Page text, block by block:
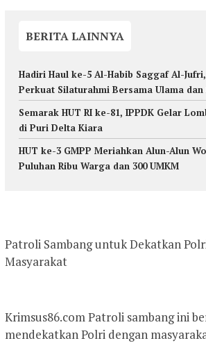
BERITA LAINNYA
Hadiri Haul ke-5 Al-Habib Saggaf Al-
Perkuat Silaturahmi Bersama Ulama
Semarak HUT RI ke-81, IPPDK Gelar
di Puri Delta Kiara
HUT ke-3 GMPP Meriahkan Alun-Alun
Puluhan Ribu Warga dan 300 UMKM
Patroli Sambang untuk Dekatkan
Masyarakat
Krimsus86.com Patroli sambang ini
mendekatkan Polri dengan